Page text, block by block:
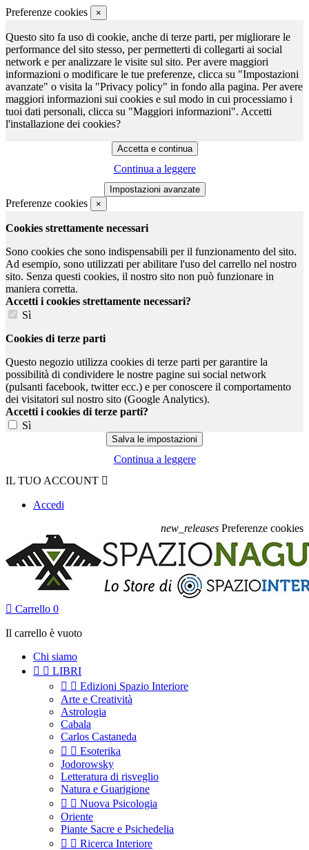
Preferenze cookies ×
Questo sito fa uso di cookie, anche di terze parti, per migliorare le
performance del sito stesso, per permetterti di collegarti ai social
network e per analizzare le visite sul sito. Per avere maggiori
informazioni o modificare le tue preferenze, clicca su "Impostazioni
avanzate" o visita la "Privacy policy" in fondo alla pagina. Per avere
maggiori informazioni sui cookies e sul modo in cui processiamo i
tuoi dati personali, clicca su "Maggiori informazioni". Accetti
l'installazione dei cookies?
Continua a leggere
Preferenze cookies ×
Cookies strettamente necessari
Sono cookies che sono indispensabili per il funzionamento del sito.
Ad esempio, sono utilizzati per abilitare l'uso del carrello nel nostro
sito. Senza questi cookies, il nostro sito non può funzionare in
maniera corretta.
Accetti i cookies strettamente necessari?
Sì
Cookies di terze parti
Questo negozio utilizza cookies di terze parti per garantire la
possibilità di condividere le nostre pagine sui social network
(pulsanti facebook, twitter ecc.) e per conoscere il comportamento
dei visitatori sul nostro sito (Google Analytics).
Accetti i cookies di terze parti?
Sì
Continua a leggere
IL TUO ACCOUNT 
Accedi
new_releases Preferenze cookies
 Carrello 0
Il carrello è vuoto
Chi siamo
  LIBRI
  Edizioni Spazio Interiore
Arte e Creatività
Astrologia
Cabala
Carlos Castaneda
  Esoterika
Jodorowsky
Letteratura di risveglio
Natura e Guarigione
  Nuova Psicologia
Oriente
Piante Sacre e Psichedelia
  Ricerca Interiore